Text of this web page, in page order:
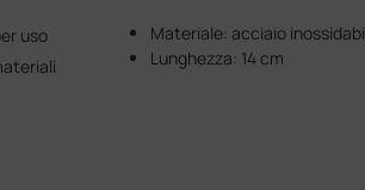
uso
Materiale: acciaio
Lunghezza: 14 cm